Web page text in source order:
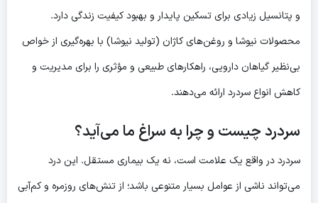
و پتانسیل زیادی برای تسکین پایدار و بهبود کیفیت زندگی دارد.
محصولات نیوشا و روغن‌های کاژان (تولید نیوشا) با بهره‌گیری از خواص
بی‌نظیر گیاهان دارویی، راهکارهای طبیعی و مؤثری را برای مدیریت و
کاهش انواع سردرد ارائه می‌دهند.
سردرد چیست و چرا به سراغ ما می‌آید؟
سردرد در واقع یک علامت است، نه یک بیماری مستقل. این درد
می‌تواند ناشی از عوامل بسیار متنوعی باشد؛ از تنش‌های روزمره و کم‌آبی